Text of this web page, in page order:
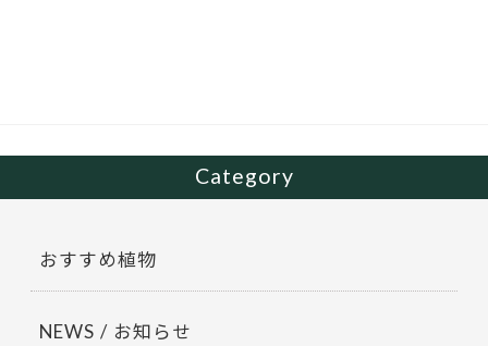
Category
おすすめ植物
NEWS / お知らせ